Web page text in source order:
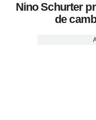
Nino Schurter
de